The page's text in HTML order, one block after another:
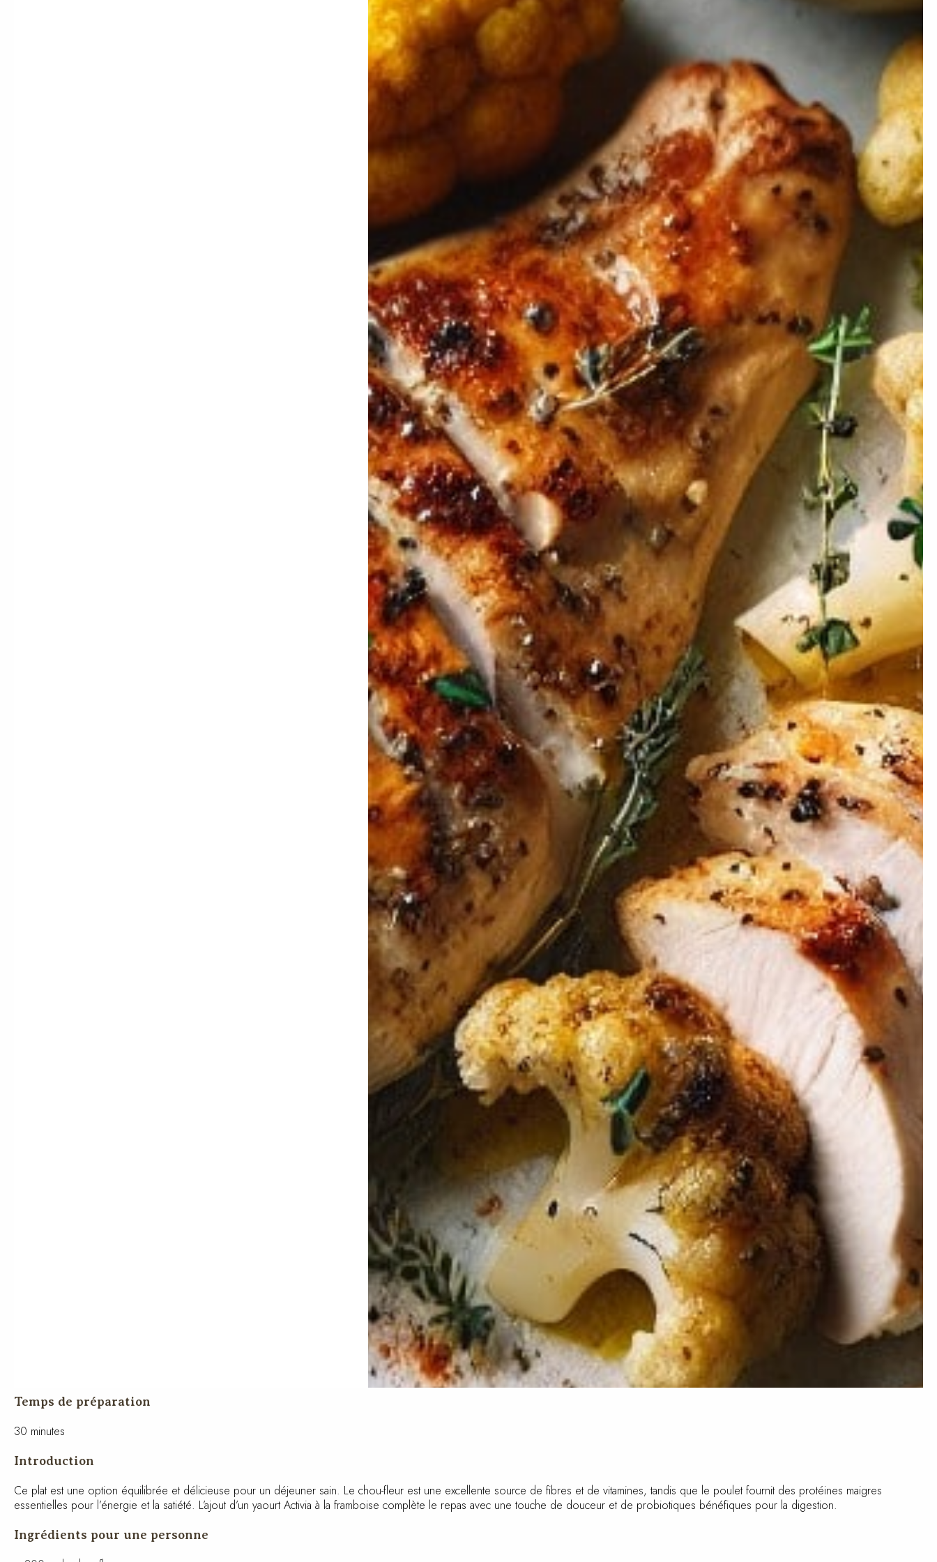
Temps de préparation
30 minutes
Introduction
Ce plat est une option équilibrée et délicieuse pour un déjeuner sain. Le chou-fleur est une excellente source de fibres et de vitamines, tandis que le poulet fournit des protéines maigres
essentielles pour l’énergie et la satiété. L’ajout d’un yaourt Activia à la framboise complète le repas avec une touche de douceur et de probiotiques bénéfiques pour la digestion.
Ingrédients pour une personne
Que diriez-vous d’avoir Votre coach Nutrition ?
Imaginez la puissance de l’Intelligence Artificielle à votre service pour perdre du poids, prendre de la masse ou
simplement mieux manger. Découvrez NutriCoach AI et atteignez vos objectifs sans régime mais simplement
avec un rééquilibrage alimentaire !
Profitez de 50% de réduction pour tester et constater.
Recevez votre code promo sur votre accompagnement Nutrition par Intelligence Artificielle.